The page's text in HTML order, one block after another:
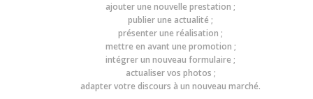
ajouter une nouvelle prestation ;
publier une actualité ;
présenter une réalisation ;
mettre en avant une promotion ;
intégrer un nouveau formulaire ;
actualiser vos photos ;
adapter votre discours à un nouveau marché.